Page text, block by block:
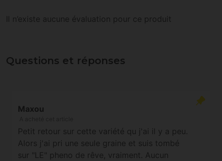
Il n’existe aucune évaluation pour ce produit
Questions et réponses
Maxou
Petit retour sur cette variété qu j'ai il y a peu.
Alors j'ai pri une seule graine et suis tombé
sur "LE" pheno de rêve, vraiment. Aucun